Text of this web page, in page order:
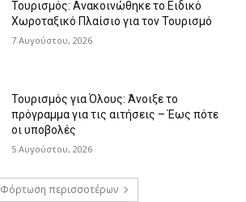
Τουρισμός: Ανακοινώθηκε το Ειδικό
Χωροταξικό Πλαίσιο για τον Τουρισμό
7 Αυγούστου, 2026
Τουρισμός για Όλους: Άνοιξε το
πρόγραμμα για τις αιτήσεις – Έως πότε
οι υποβολές
5 Αυγούστου, 2026
Φόρτωση περισσοτέρων